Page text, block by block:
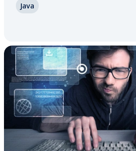
claridad. A co­n­ti­nua­ción,
Java